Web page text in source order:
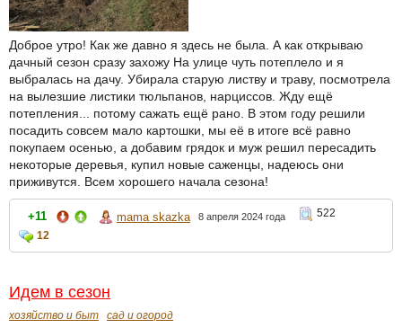
Доброе утро! Как же давно я здесь не была. А как открываю
дачный сезон сразу захожу На улице чуть потеплело и я
выбралась на дачу. Убирала старую листву и траву, посмотрела
на вылезшие листики тюльпанов, нарциссов. Жду ещё
потепления... потому сажать ещё рано. В этом году решили
посадить совсем мало картошки, мы её в итоге всё равно
покупаем осенью, а добавим грядок и муж решил пересадить
некоторые деревья, купил новые саженцы, надеюсь они
приживутся. Всем хорошего начала сезона!
+11 mama skazka 8 апреля 2024 года
522
12
Идем в сезон
хозяйство и быт сад и огород